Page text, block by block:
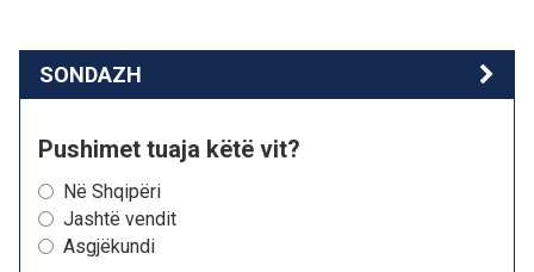
SONDAZH
Pushimet tuaja këtë vit?
Në Shqipëri
Jashtë vendit
Asgjëkundi